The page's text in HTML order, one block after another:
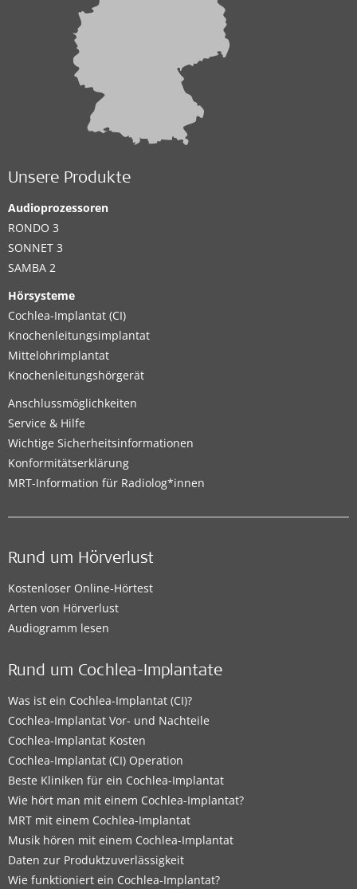
Unsere Produkte
Audioprozessoren
RONDO 3
SONNET 3
SAMBA 2
Hörsysteme
Cochlea-Implantat (CI)
Knochenleitungsimplantat
Mittelohrimplantat
Knochenleitungshörgerät
Anschlussmöglichkeiten
Service & Hilfe
Wichtige Sicherheitsinformationen
Konformitätserklärung
MRT-Information für Radiolog*innen
Rund um Hörverlust
Kostenloser Online-Hörtest
Arten von Hörverlust
Audiogramm lesen
Rund um Cochlea-Implantate
Was ist ein Cochlea-Implantat (CI)?
Cochlea-Implantat Vor- und Nachteile
Cochlea-Implantat Kosten
Cochlea-Implantat (CI) Operation
Beste Kliniken für ein Cochlea-Implantat
Wie hört man mit einem Cochlea-Implantat?
MRT mit einem Cochlea-Implantat
Musik hören mit einem Cochlea-Implantat
Daten zur Produktzuverlässigkeit
Wie funktioniert ein Cochlea-Implantat?